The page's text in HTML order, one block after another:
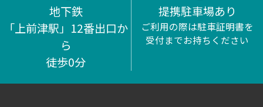
地下鉄
「上前津駅」12番出口か
ら
徒歩0分
提携駐車場あり
ご利用の際は駐車証明書を
受付までお持ちください